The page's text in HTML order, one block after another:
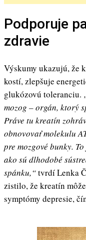
Podporuje
zdravie
Výskumy ukazujú, že
kostí, zlepšuje
glukózovú toleranciu.
mozog – orgán, ktorý
Práve tu kreatín
obnovovať molekulu
pre mozgové bunky.
ako sú dlhodobé
spánku,“tvrdí Lenka
zistilo, že kreatín
symptómy depresie,